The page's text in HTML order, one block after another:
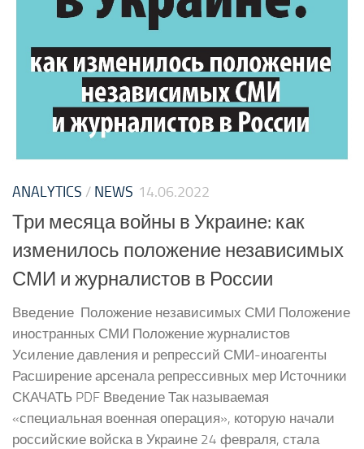
ANALYTICS / NEWS 14.06.2022
Три месяца войны в Украине: как
изменилось положение независимых
СМИ и журналистов в России
Введение Положение независимых СМИ Положение
иностранных СМИ Положение журналистов
Усиление давления и репрессий СМИ-иноагенты
Расширение арсенала репрессивных мер Источники
СКАЧАТЬ PDF Введение Так называемая
«специальная военная операция», которую начали
российские войска в Украине 24 февраля, стала